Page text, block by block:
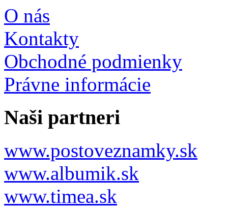
O nás
Kontakty
Obchodné podmienky
Právne informácie
Naši partneri
www.postoveznamky.sk
www.albumik.sk
www.timea.sk